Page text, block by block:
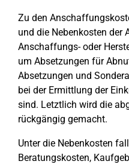
Zu den
und die Nebenkosten der
Anschaffungs- oder
um Absetzungen für
Absetzungen und
bei der Ermittlung der
sind. Letztlich wird die
rückgängig gemacht.
Unter die Nebenkosten
Beratungskosten,